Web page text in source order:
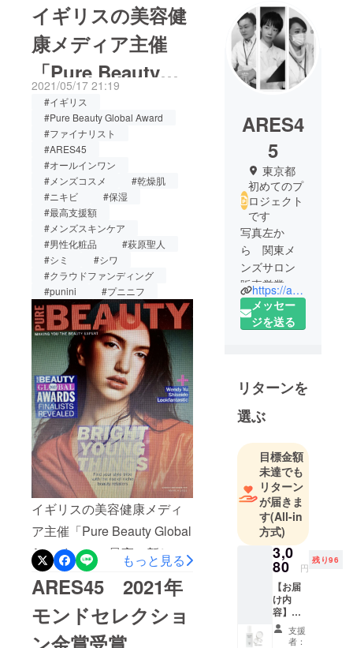
イギリスの美容健
康メディア主催
「Pure Beauty
Global
Award2021」最高
の新しスキン＆ボ
ディケア製品ファ
イナリストに選出
2021/05/17 21:19
#イギリス
#Pure Beauty Global Award
#ファイナリスト
#ARES45
#オールインワン
#メンズコスメ
#乾燥肌
#ニキビ
#保湿
#最高支援額
#メンズスキンケア
#男性化粧品
#萩原聖人
#シミ
#シワ
#クラウドファンディング
#punini
#プニニフ
イギリスの美容健康メディ
ア主催「Pure Beauty Global
Award2021」最高の新しス
キン＆ボディケア製品ファ
イナリストに選出ボディ
&amp;フェイスpunim（プニ
ニフ）ARES45オールイン
もっと見る
ARES45 2021年
モンドセレクショ
ARES4
5
東京都
初めてのプ
ロジェクト
です
写真左か
ら 関東メ
ンズサロン
販売営業責
任者田中
(TANAKA)
(YONEKURA
)
代表取締役
馬野
（UMANO）
株式会社キ
レイライフ
関東、関西
にメンズエ
ステサロン
を展開中そ
の中で
ARES45。ス
https://ares45.com/
メッセー
ジを送る
リターンを
選ぶ
目標金額
未達でも
リターン
が届きま
す(All-in
方式)
3,0
80 円
残り96
【お届
け内
容】
ARES4
5化粧水
支援
者：